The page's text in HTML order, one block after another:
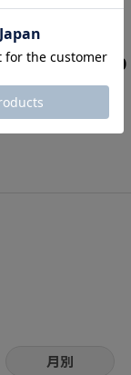
¥3,080
月別